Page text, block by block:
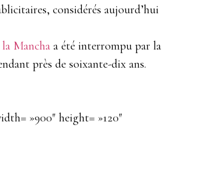
considérés aujourd’hui
Mancha a été interrompu par la
près de soixante-dix ans.
»900″ height= »120″